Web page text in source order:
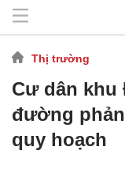
Thị trường
Cư dân khu
đường
quy hoạch